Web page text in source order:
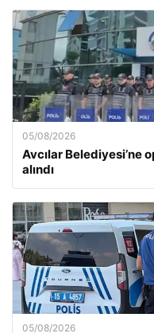
05/08/2026
Avcılar Belediyesi’ne
alındı
05/08/2026